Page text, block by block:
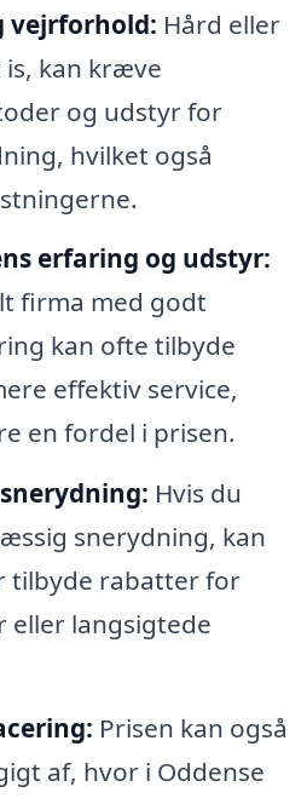
vejrforhold: Hård eller
is, kan kræve
og udstyr for
hvilket også
erfaring og udstyr:
firma med godt
kan ofte tilbyde
effektiv service,
en fordel i prisen.
Hvis du
snerydning, kan
tilbyde rabatter for
eller langsigtede
Prisen kan også
af, hvor i Oddense